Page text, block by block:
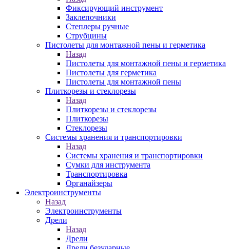
Фиксирующий инструмент
Заклепочники
Степлеры ручные
Струбцины
Пистолеты для монтажной пены и герметика
Назад
Пистолеты для монтажной пены и герметика
Пистолеты для герметика
Пистолеты для монтажной пены
Плиткорезы и стеклорезы
Назад
Плиткорезы и стеклорезы
Плиткорезы
Стеклорезы
Системы хранения и транспортировки
Назад
Системы хранения и транспортировки
Сумки для инструмента
Транспортировка
Органайзеры
Электроинструменты
Назад
Электроинструменты
Дрели
Назад
Дрели